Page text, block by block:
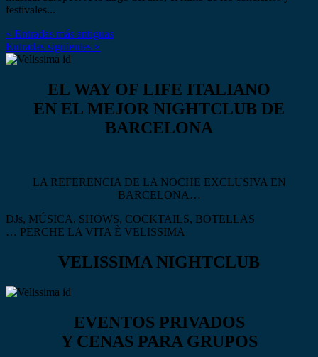
festivales...
« Entradas más antiguas
Entradas siguientes »
EL WAY OF LIFE ITALIANO
EN EL MEJOR NIGHTCLUB DE
BARCELONA
LA REFERENCIA DE LA NOCHE EXCLUSIVA EN
BARCELONA…
DJs, MÚSICA, SHOWS, COCKTAILS, BOTELLAS
… PERCHE LA VITA È VELISSIMA
VELISSIMA NIGHTCLUB
EVENTOS PRIVADOS
Y CENAS PARA GRUPOS